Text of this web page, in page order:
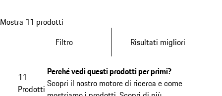
Mostra 11 prodotti
Filtro
Risultati migliori
11
Prodotti
Perché vedi questi prodotti per primi?
Scopri il nostro motore di ricerca e come